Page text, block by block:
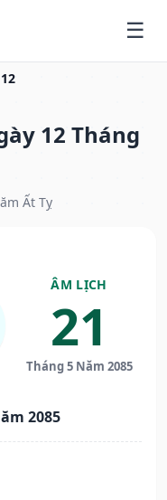
12 Tháng
Ất Tỵ
ÂM LỊCH
21
Tháng 5 Năm 2085
2085